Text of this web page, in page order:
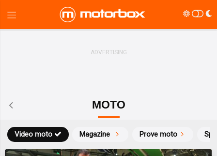
MOTO
Magazine Prove moto
Video moto